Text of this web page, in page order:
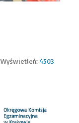
Wyświetleń:4503